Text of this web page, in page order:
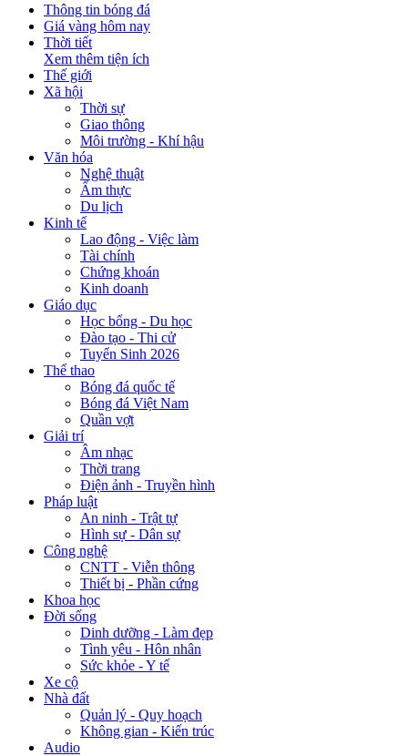
Thông tin bóng đá
Giá vàng hôm nay
Thời tiết
Xem thêm tiện ích
Thế giới
Xã hội
Thời sự
Giao thông
Môi trường - Khí hậu
Văn hóa
Nghệ thuật
Ẩm thực
Du lịch
Kinh tế
Lao động - Việc làm
Tài chính
Chứng khoán
Kinh doanh
Giáo dục
Học bổng - Du học
Đào tạo - Thi cử
Tuyển Sinh 2026
Thể thao
Bóng đá quốc tế
Bóng đá Việt Nam
Quần vợt
Giải trí
Âm nhạc
Thời trang
Điện ảnh - Truyền hình
Pháp luật
An ninh - Trật tự
Hình sự - Dân sự
Công nghệ
CNTT - Viễn thông
Thiết bị - Phần cứng
Khoa học
Đời sống
Dinh dưỡng - Làm đẹp
Tình yêu - Hôn nhân
Sức khỏe - Y tế
Xe cộ
Nhà đất
Quản lý - Quy hoạch
Không gian - Kiến trúc
Audio